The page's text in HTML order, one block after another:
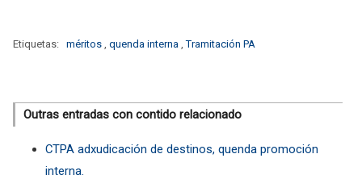
Etiquetas: méritos quenda interna ,Tramitación PA
Outras entradas con contido relacionado
CTPA adxudicación de destinos, quenda promoción
interna.